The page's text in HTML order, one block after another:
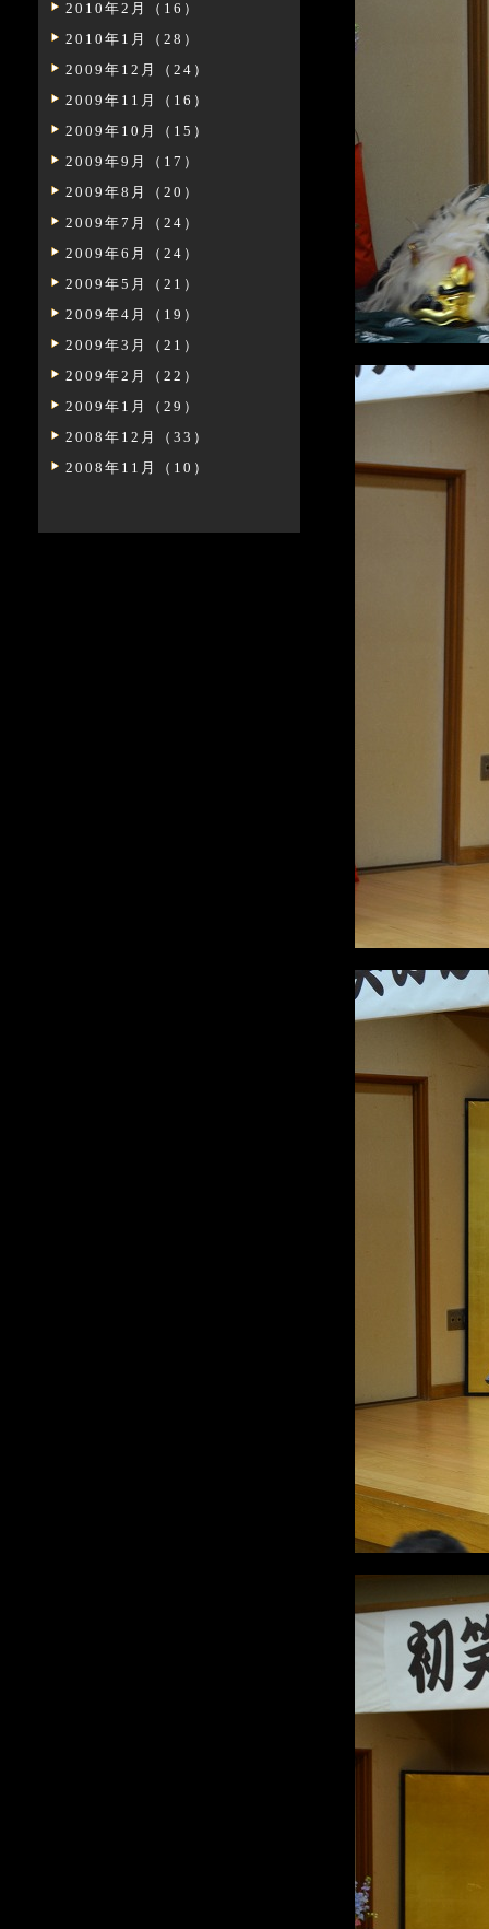
2010年2月（16）
2010年1月（28）
2009年12月（24）
2009年11月（16）
2009年10月（15）
2009年9月（17）
2009年8月（20）
2009年7月（24）
2009年6月（24）
2009年5月（21）
2009年4月（19）
2009年3月（21）
2009年2月（22）
2009年1月（29）
2008年12月（33）
2008年11月（10）